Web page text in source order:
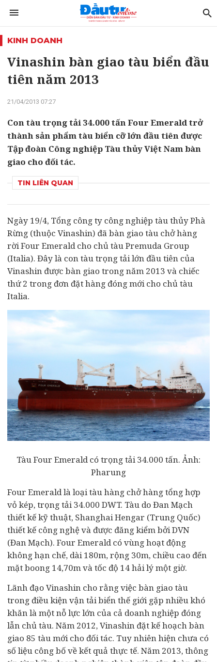
KINH DOANH
Vinashin bàn giao tàu biển đầu
tiên năm 2013
21/04/2013 07:27
Con tàu trọng tải 34.000 tấn Four Emerald trở
thành sản phẩm tàu biển cỡ lớn đầu tiên được
Tập đoàn Công nghiệp Tàu thủy Việt Nam bàn
giao cho đối tác.
TIN LIÊN QUAN
Ngày 19/4, Tổng công ty công nghiệp tàu thủy Phà
Rừng (thuộc Vinashin) đã bàn giao tàu chở hàng
rời Four Emerald cho chủ tàu Premuda Group
(Italia). Đây là con tàu trọng tải lớn đầu tiên của
Vinashin được bàn giao trong năm 2013 và chiếc
thứ 2 trong đơn đặt hàng đóng mới cho chủ tàu
Italia.
Tàu Four Emerald có trọng tải 34.000 tấn. Ảnh:
Pharung
Four Emerald là loại tàu hàng chở hàng tổng hợp
vỏ kép, trọng tải 34.000 DWT. Tàu do Đan Mạch
thiết kế kỹ thuật, Shanghai Hengar (Trung Quốc)
thiết kế công nghệ và được đăng kiểm bởi DVN
(Đan Mạch). Four Emerald có vùng hoạt động
không hạn chế, dài 180m, rộng 30m, chiều cao đến
mặt boong 14,70m và tốc độ 14 hải lý một giờ.
Lãnh đạo Vinashin cho rằng việc bàn giao tàu
trong điều kiện vận tải biển thế giới gặp nhiều khó
khăn là một nỗ lực lớn của cả doanh nghiệp đóng
lẫn chủ tàu. Năm 2012, Vinashin đặt kế hoạch bàn
giao 85 tàu mới cho đối tác. Tuy nhiên hiện chưa có
số liệu công bố về kết quả thực tế. Năm 2013, thông